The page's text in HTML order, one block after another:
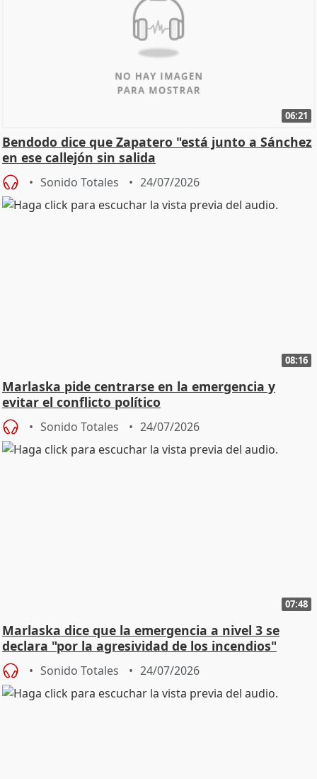
06:21
Bendodo dice que Zapatero "está junto a Sánchez
en ese callejón sin salida
Sonido Totales 24/07/2026
08:16
Marlaska pide centrarse en la emergencia y
evitar el conflicto político
Sonido Totales 24/07/2026
07:48
Marlaska dice que la emergencia a nivel 3 se
declara "por la agresividad de los incendios"
Sonido Totales 24/07/2026